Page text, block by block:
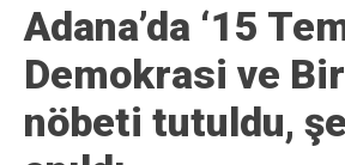
Adana’da ‘15
Demokrasi ve
nöbeti tutuldu,